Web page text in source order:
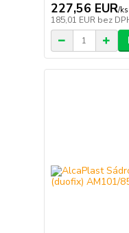
227,56 EUR/ks
185,01 EUR bez